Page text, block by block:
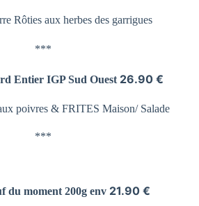
Rôties aux herbes des garrigues
***
Entier IGP Sud Ouest 26.90 €
poivres & FRITES Maison/ Salade
***
du moment 200g env 21.90 €